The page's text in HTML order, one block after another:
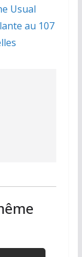
Usual
au 107